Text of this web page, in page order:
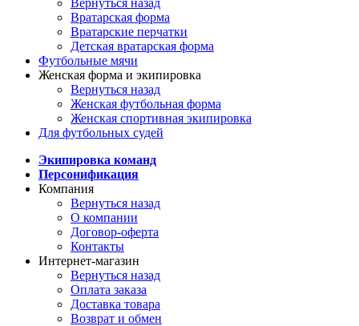
Вернуться назад
Вратарская форма
Вратарские перчатки
Детская вратарская форма
Футбольные мячи
Женская форма и экипировка
Вернуться назад
Женская футбольная форма
Женская спортивная экипировка
Для футбольных судей
Экипировка команд
Персонификация
Компания
Вернуться назад
О компании
Договор-оферта
Контакты
Интернет-магазин
Вернуться назад
Оплата заказа
Доставка товара
Возврат и обмен